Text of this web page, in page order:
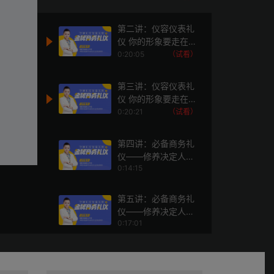
第二讲：仪容仪表礼
仪 你的形象要走在你
的能力前面（一）
0:20:05 （试看）
第三讲：仪容仪表礼
仪 你的形象要走在你
的能力前面（二）
0:20:21 （试看）
第四讲：必备商务礼
仪——修养决定人
际，细节决定成败
0:14:15
第五讲：必备商务礼
仪——修养决定人
际，细节决定成败
0:17:01
第六讲：必备商务礼